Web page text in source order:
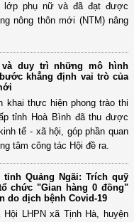
lớp phụ nữ và đã đạt được
nông thôn mới (NTM) nâng
và duy trì những mô hình
khẳng định vai trò của
khai thực hiện phong trào thi
tỉnh Hoà Bình đã thu được
tế - xã hội, góp phần quan
tâm công tác Hội đề ra.
tỉnh Quảng Ngãi: Trích quỹ
chức "Gian hàng 0 đồng"
do dịch bệnh Covid-19
Hội LHPN xã Tịnh Hà, huyện